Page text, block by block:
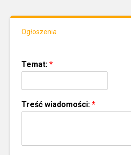
Ogłoszenia
Temat: *
Treść wiadomości: *